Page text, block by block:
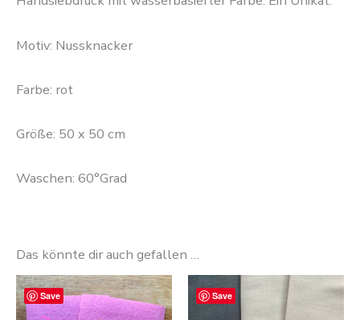
Motiv: Nussknacker
Farbe: rot
Größe: 50 x 50 cm
Waschen: 60°Grad
Das könnte dir auch gefallen …
Save
Dieses
Produkt
Save